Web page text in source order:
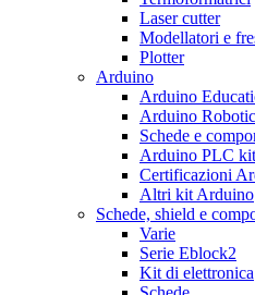
Laser cutter
Modellatori e
Plotter
Arduino
Arduino
Arduino
Schede e
Arduino PLC kit
Certificazioni
Altri kit Arduino
Schede, shield e
Varie
Serie Eblock2
Kit di elettronica